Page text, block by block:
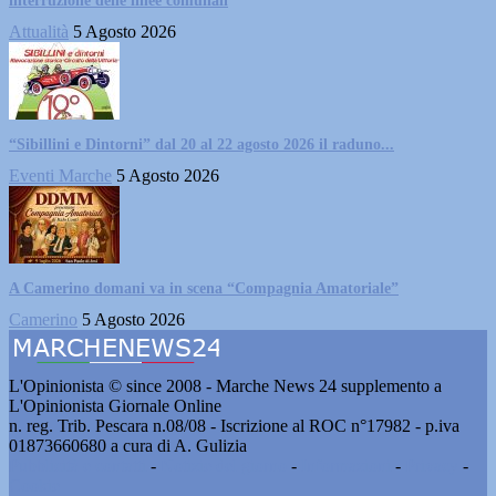
Attualità 5 Agosto 2026
“Sibillini e Dintorni” dal 20 al 22 agosto 2026 il raduno...
Eventi Marche 5 Agosto 2026
A Camerino domani va in scena “Compagnia Amatoriale”
Camerino 5 Agosto 2026
L'Opinionista © since 2008 - Marche News 24 supplemento a
L'Opinionista Giornale Online
n. reg. Trib. Pescara n.08/08 - Iscrizione al ROC n°17982 - p.iva
01873660680 a cura di A. Gulizia
- - -
-